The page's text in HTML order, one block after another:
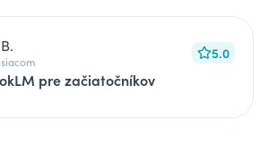
5.0
pre začiatočníkov